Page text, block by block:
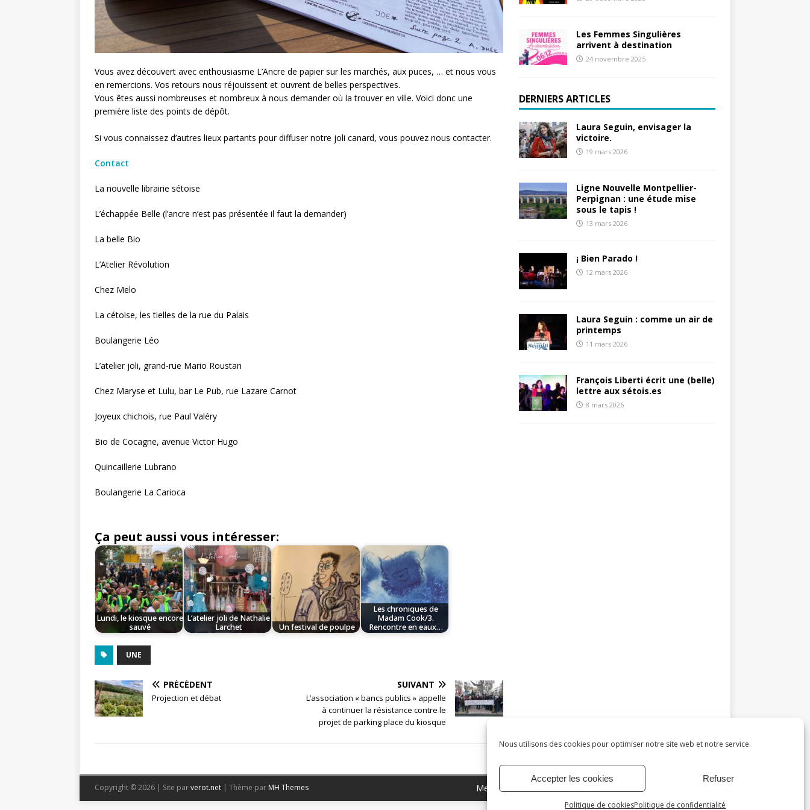
Nous utilisons des cookies pour optimiser notre site web et notre service.
Accepter les cookies Refuser
Politique de cookiesPolitique de confidentialité
Vous avez découvert avec enthousiasme L’Ancre de papier sur les marchés, aux puces, … et nous vous
en remercions. Vos retours nous réjouissent et ouvrent de belles perspectives.
Vous êtes aussi nombreuses et nombreux à nous demander où la trouver en ville. Voici donc une
première liste des points de dépôt.
Si vous connaissez d’autres lieux partants pour diffuser notre joli canard, vous pouvez nous contacter.
Contact
La nouvelle librairie sétoise
L’échappée Belle (l’ancre n’est pas présentée il faut la demander)
La belle Bio
L’Atelier Révolution
Chez Melo
La cétoise, les tielles de la rue du Palais
Boulangerie Léo
L’atelier joli, grand-rue Mario Roustan
Chez Maryse et Lulu, bar Le Pub, rue Lazare Carnot
Joyeux chichois, rue Paul Valéry
Bio de Cocagne, avenue Victor Hugo
Quincaillerie Lubrano
Boulangerie La Carioca
Ça peut aussi vous intéresser:
Lundi, le kiosque encore
sauvé
L’atelier joli de Nathalie
Larchet
Un festival de poulpe
Les chroniques de
Madam Cook/3.
Rencontre en eaux…
UNE
PRÉCÉDENT
Projection et débat
SUIVANT
L’association « bancs publics » appelle
à continuer la résistance contre le
projet de parking place du kiosque
Les Femmes Singulières
arrivent à destination
24 novembre 2025
DERNIERS ARTICLES
Laura Seguin, envisager la
victoire.
19 mars 2026
Ligne Nouvelle Montpellier-
Perpignan : une étude mise
sous le tapis !
13 mars 2026
¡ Bien Parado !
12 mars 2026
Laura Seguin : comme un air de
printemps
11 mars 2026
François Liberti écrit une (belle)
lettre aux sétois.es
8 mars 2026
Mentions légales À propos
Copyright © 2026 | Site parverot.net | Thème par MH Themes